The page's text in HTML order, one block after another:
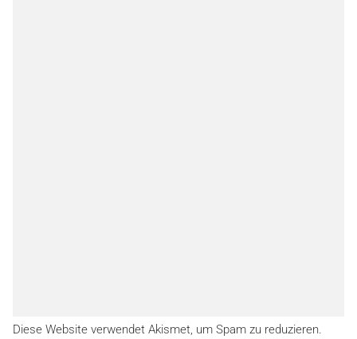
Diese Website verwendet Akismet, um Spam zu reduzieren.